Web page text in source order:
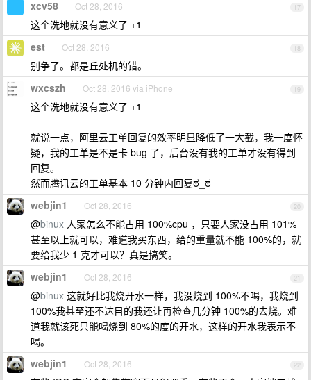
17
xcv58 Oct 28, 2016
这个洗地就没有意义了 +1
18
est Oct 28, 2016
别争了。都是丘处机的错。
19
wxcszh Oct 28, 2016 via iPhone
这个洗地就没有意义了 +1
就说一点，阿里云工单回复的效率明显降低了一大截，我一度怀
疑，我的工单是不是卡 bug 了，后台没有我的工单才没有得到
回复。
然而腾讯云的工单基本 10 分钟内回复ಠ_ಠ
20
webjin1 Oct 28, 2016
@binux 人家怎么不能占用 100%cpu ，只要人家没占用 101%
甚至以上就可以，难道我买东西，给的重量就不能 100%的，就
要给我少 1 克才可以？真是搞笑。
21
webjin1 Oct 28, 2016
@binux 这就好比我烧开水一样，我没烧到 100%不喝，我烧到
100%我甚至还不达目的我还让再检查几分钟 100%的去烧。难
道我就该死只能喝烧到 80%的度的开水，这样的开水我表示不
喝。
22
webjin1 Oct 28, 2016